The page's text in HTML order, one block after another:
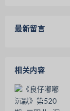
最新留言
相关内容